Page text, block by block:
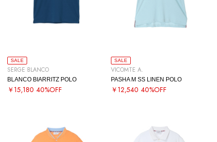
SALE
SERGE BLANCO
BLANCO BIARRITZ POLO
￥15,180 40%OFF
SALE
VICOMTE A.
PASHA M SS LINEN POLO
￥12,540 40%OFF